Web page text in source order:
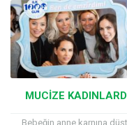
MUCIZE
Bebeğin anne karnına